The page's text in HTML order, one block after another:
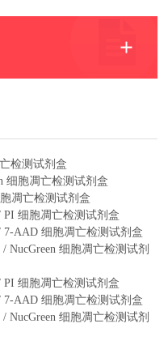
检测试剂盒
细胞凋亡检测试剂盒
凋亡检测试剂盒
PI细胞凋亡检测试剂盒
7-AAD细胞凋亡检测试剂盒
/ NucGreen细胞凋亡检测试剂
PI细胞凋亡检测试剂盒
7-AAD细胞凋亡检测试剂盒
/ NucGreen细胞凋亡检测试剂